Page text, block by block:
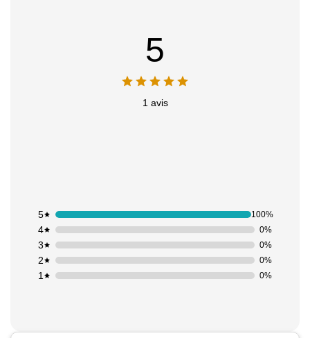
5
1 avis
1 0%
2 0%
3 0%
4 0%
5 100%